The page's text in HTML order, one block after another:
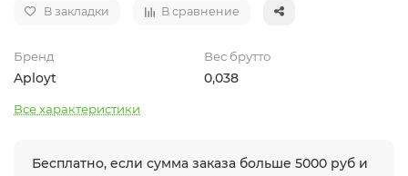
В закладки В сравнение
Бренд
Aployt
Вес брутто
0,038
Все характеристики
Бесплатно, если сумма заказа больше 5000 руб и